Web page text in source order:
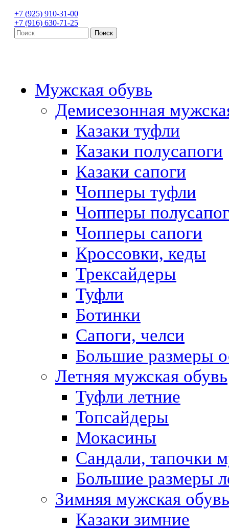
+7 (925) 910-31-00
+7 (916) 630-71-25
Мужская обувь
Демисезонная
Казаки туфли
Казаки полусапоги
Казаки сапоги
Чопперы туфли
Чопперы
Чопперы сапоги
Кроссовки, кеды
Трексайдеры
Туфли
Ботинки
Сапоги, челси
Большие размеры
Летняя мужская обувь
Туфли летние
Топсайдеры
Мокасины
Сандали, тапочки
Большие размеры
Зимняя мужская обувь
Казаки зимние